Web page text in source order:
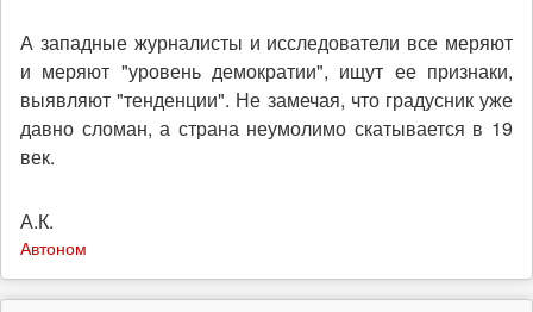
А западные журналисты и исследователи все меряют
и меряют "уровень демократии", ищут ее признаки,
выявляют "тенденции". Не замечая, что градусник уже
давно сломан, а страна неумолимо скатывается в 19
век.
А.К.
Автоном